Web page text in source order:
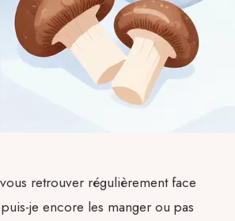
retrouver régulièrement face
je encore les manger ou pas